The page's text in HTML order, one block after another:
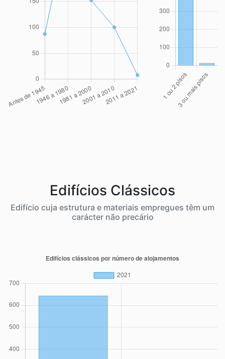
Edifícios Clássicos
Edifício cuja estrutura e materiais empregues têm um
carácter não precário